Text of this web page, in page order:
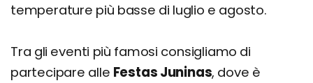
temperature più basse di luglio e agosto.
Tra gli eventi più famosi consigliamo di
partecipare alle Festas Juninas, dove è